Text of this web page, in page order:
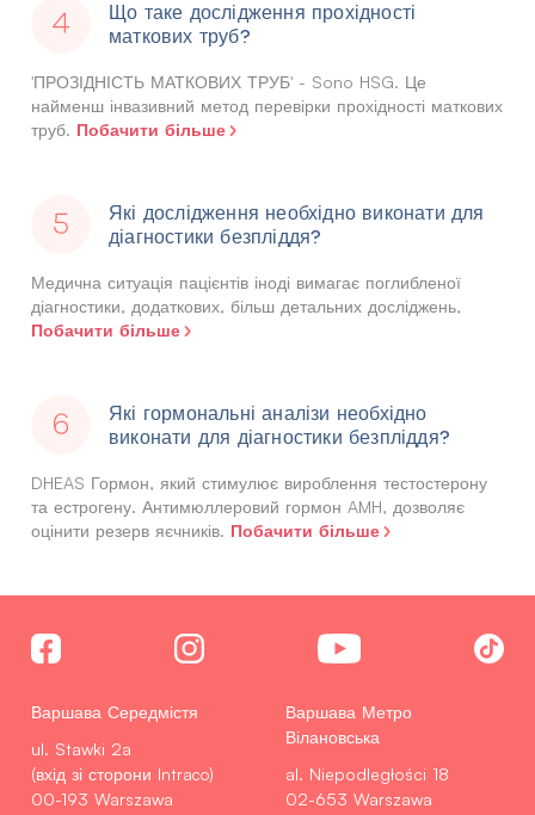
Що таке дослідження прохідності
маткових труб?
'ПРОЗІДНІСТЬ МАТКОВИХ ТРУБ' - Sono HSG. Це
найменш інвазивний метод перевірки прохідності маткових
труб. Побачити більше
Які дослідження необхідно виконати для
діагностики безпліддя?
Медична ситуація пацієнтів іноді вимагає поглибленої
діагностики, додаткових, більш детальних досліджень,
Побачити більше
Які гормональні аналізи необхідно
виконати для діагностики безпліддя?
DHEAS Гормон, який стимулює вироблення тестостерону
та естрогену. Антимюллеровий гормон AMH, дозволяє
оцінити резерв яєчників. Побачити більше
Варшава Середмістя
ul. Stawki 2a
(вхід зі сторони Intraco)
00-193 Warszawa
Варшава Метро
Вілановська
al. Niepodległości 18
02-653 Warszawa